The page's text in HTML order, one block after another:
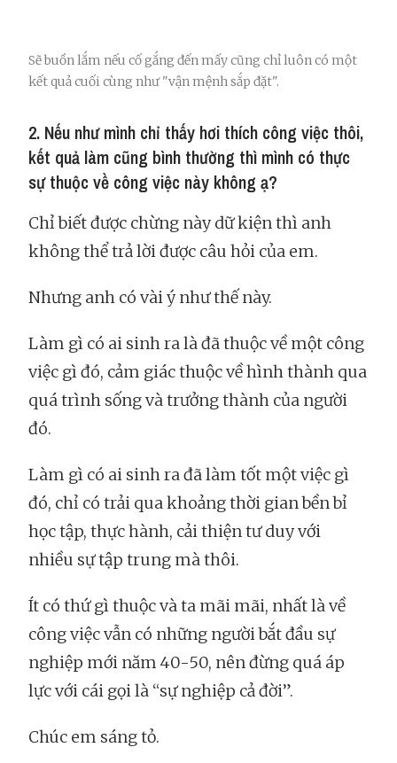
Sẽ buồn lắm nếu cố gắng đến mấy cũng chỉ luôn có một
kết quả cuối cùng như "vận mệnh sắp đặt".
2. Nếu như mình chỉ thấy hơi thích công việc thôi,
kết quả làm cũng bình thường thì mình có thực
sự thuộc về công việc này không ạ?
Chỉ biết được chừng này dữ kiện thì anh
không thể trả lời được câu hỏi của em.
Nhưng anh có vài ý như thế này.
Làm gì có ai sinh ra là đã thuộc về một công
việc gì đó, cảm giác thuộc về hình thành qua
quá trình sống và trưởng thành của người
đó.
Làm gì có ai sinh ra đã làm tốt một việc gì
đó, chỉ có trải qua khoảng thời gian bền bỉ
học tập, thực hành, cải thiện tư duy với
nhiều sự tập trung mà thôi.
Ít có thứ gì thuộc và ta mãi mãi, nhất là về
công việc vẫn có những người bắt đầu sự
nghiệp mới năm 40-50, nên đừng quá áp
lực với cái gọi là “sự nghiệp cả đời”.
Chúc em sáng tỏ.